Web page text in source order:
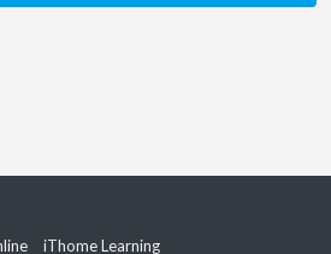
iThome Learning